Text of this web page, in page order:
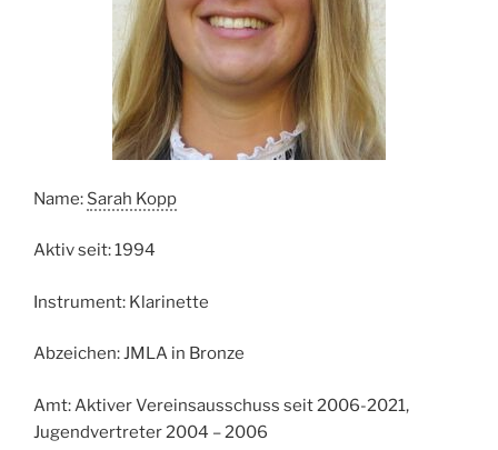
Name: Sarah Kopp
Aktiv seit: 1994
Instrument: Klarinette
Abzeichen: JMLA in Bronze
Amt: Aktiver Vereinsausschuss seit 2006-2021,
Jugendvertreter 2004 – 2006